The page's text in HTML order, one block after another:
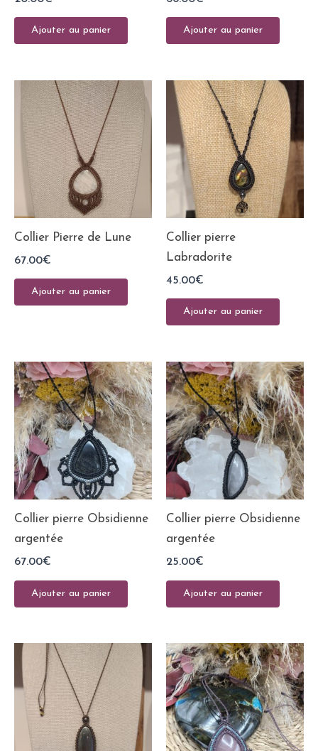
Ajouter au panier Ajouter au panier
Collier Pierre de Lune
67.00€
Ajouter au panier
Collier pierre
Labradorite
45.00€
Ajouter au panier
Collier pierre Obsidienne
argentée
67.00€
Ajouter au panier
Collier pierre Obsidienne
argentée
25.00€
Ajouter au panier